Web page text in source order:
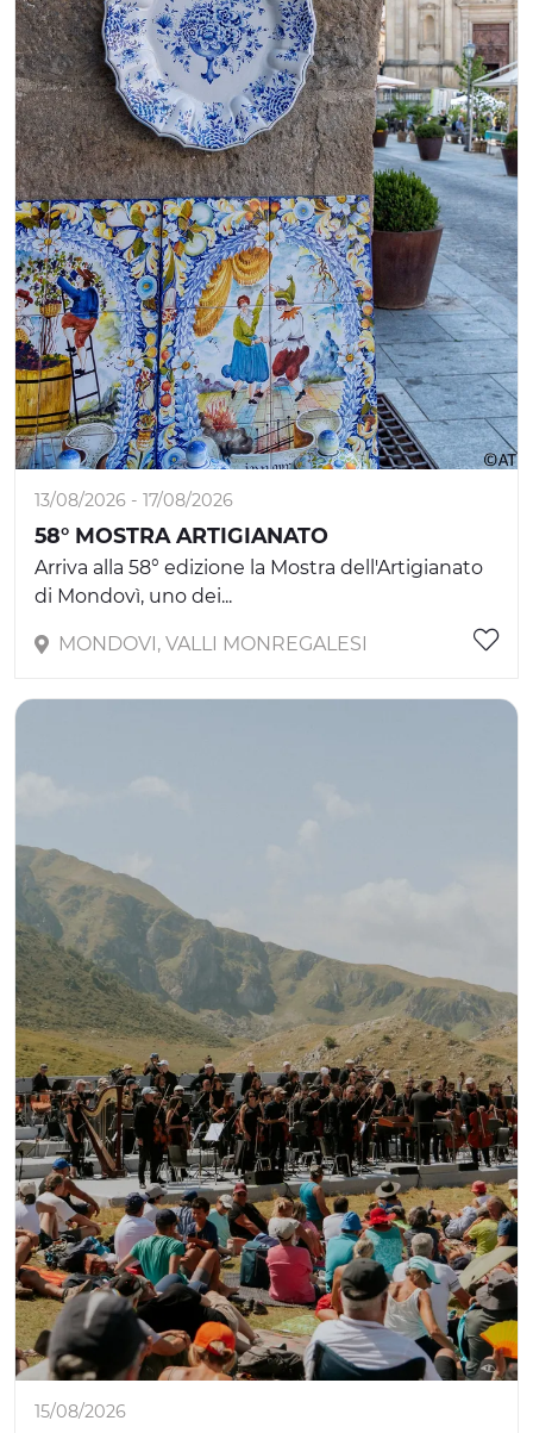
13/08/2026 - 17/08/2026
58° MOSTRA ARTIGIANATO
Arriva alla 58° edizione la Mostra dell'Artigianato
di Mondovì, uno dei...
MONDOVI, VALLI MONREGALESI
15/08/2026